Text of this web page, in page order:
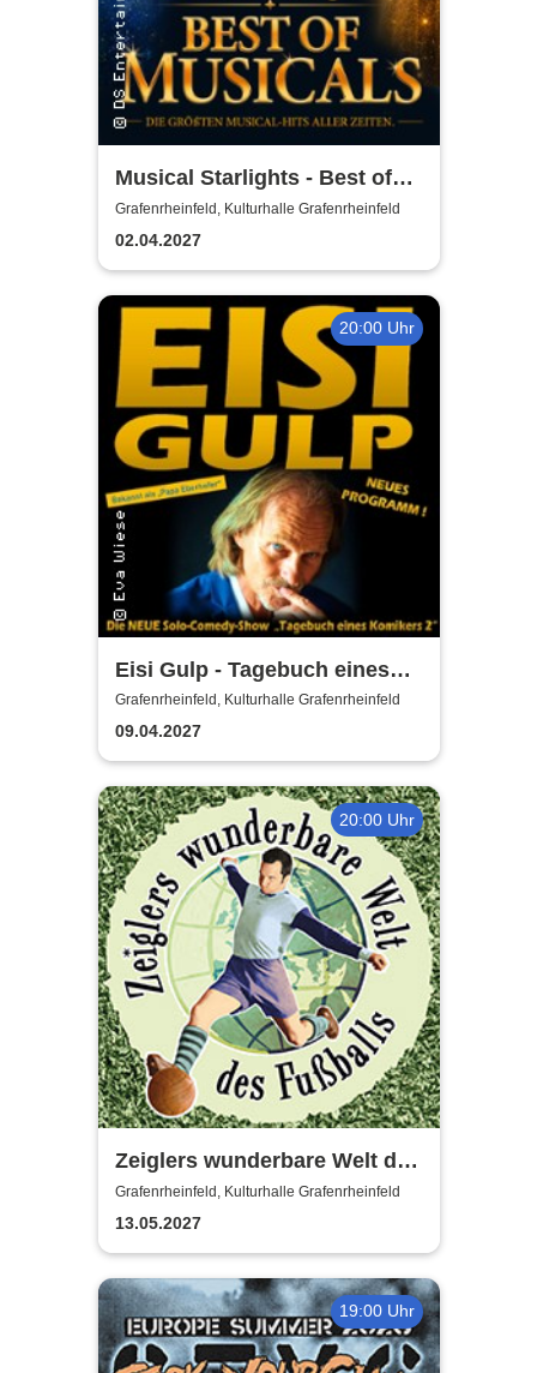
Musical Starlights - Best of
Musicals
Grafenrheinfeld, Kulturhalle Grafenrheinfeld
02.04.2027
20:00 Uhr
Eisi Gulp - Tagebuch eines
Komikers 2 (neues
Programm)
Grafenrheinfeld, Kulturhalle Grafenrheinfeld
09.04.2027
20:00 Uhr
Zeiglers wunderbare Welt des
Fußballs - Immer Glück ist
Können!
Grafenrheinfeld, Kulturhalle Grafenrheinfeld
13.05.2027
19:00 Uhr